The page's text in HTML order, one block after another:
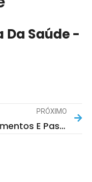
Da Saúde -
PRÓXIMO
“Momentos E Passagens” Na Biblioteca Da Feira